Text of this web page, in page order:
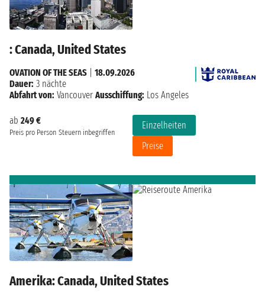
: Canada, United States
ab 249 €
Preis pro Person Steuern inbegriffen
Einzelheiten
Preise
OVATION OF THE SEAS
18.09.2026
Dauer: 3 nächte
Abfahrt von: Vancouver Ausschiffung: Los Angeles
Amerika: Canada, United States